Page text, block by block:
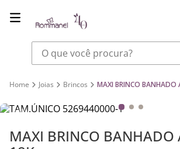
O que você procura?
Joias Brincos MAXI BRINCO BANHADO
MAXI BRINCO BANHADO